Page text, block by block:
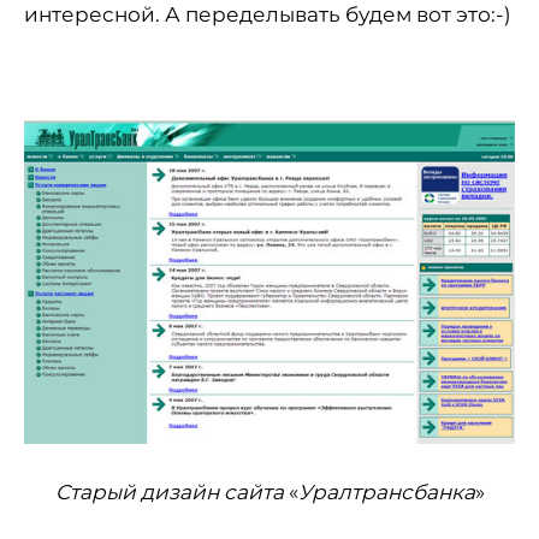
интересной. А переделывать будем вот это:-)
Старый дизайн сайта «Уралтрансбанка»